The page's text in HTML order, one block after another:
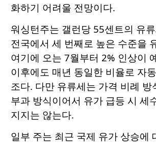
화하기 어려울 전망이다.
워싱턴주는 갤런당 55센트의 유
전국에서 세 번째로 높은 수준을
여기에 오는 7월부터 2% 인상이
이후에도 매년 동일한 비율로 자
조다. 다만 유류세는 가격 비례 방
부과 방식이어서 유가 급등 시 세
지지는 않는다.
일부 주는 최근 국제 유가 상승에